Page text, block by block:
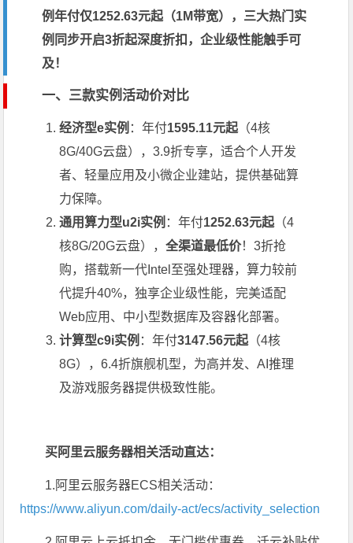
例年付仅1252.63元起（1M带宽），三大热门实
例同步开启3折起深度折扣，企业级性能触手可
及！
一、三款实例活动价对比
经济型e实例 ：年付1595.11元起 （4核
8G/40G云盘），3.9折专享，适合个人开发
者、轻量应用及小微企业建站，提供基础算
力保障。
通用算力型u2i实例 ：年付1252.63元起 （4
核8G/20G云盘），全渠道最低价！3折抢
购，搭载新一代Intel至强处理器，算力较前
代提升40%，独享企业级性能，完美适配
Web应用、中小型数据库及容器化部署。
计算型c9i实例 ：年付3147.56元起 （4核
8G），6.4折旗舰机型，为高并发、AI推理
及游戏服务器提供极致性能。
买阿里云服务器相关活动直达：
1.阿里云服务器ECS相关活动：
https://www.aliyun.com/daily-act/ecs/activity_selection